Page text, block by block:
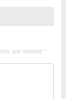
are marked *